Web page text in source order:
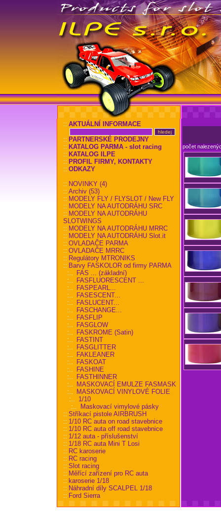
:: AKTUÁLNÍ INFORMACE
:: PARTNERSKÉ PRODEJNY
:: KATALOG PARMA - slot racing
:: KATALOG ILPE
:: PROFIL FIRMY, KONTAKTY
:: ODKAZY
:: NOVINKY (4)
:: Archiv (53)
:: MODELY FLY / FLYSLOT / New FLY
:: MODELY NA AUTODRÁHU SRC
:: MODELY NA AUTODRÁHU
SLOTWINGS
:: MODELY NA AUTODRÁHU MRRC
:: MODELY NA AUTODRÁHU Slot.it
:: OVLADAČE PARMA
:: OVLADAČE MRRC
:: Regulátory MTRONIKS
:: Barvy FASKOLOR od firmy PARMA
:..
FAS ... (základní)
:..
FASFLUORESCENT ...
:..
FASPEARL...
:..
FASESCENT...
:..
FASLUCENT...
:..
FASCHANGE...
:..
FASFLIP
:..
FASGLOW
:..
FASKROME (Satin)
:..
FASTINT
:..
FASGLITTER
:..
FAKLEANER
:..
FASKOAT
:..
FASHINE
:..
FASTHINNER
:..
MASKOVACÍ EMULZE FASMASK
:..
MASKOVACÍ VINYLOVÉ FOLIE
:.. 1/10
:..
Maskovací vimylové pásky
:: Stříkací pistole AIRBRUSH
:: 1/10 RC auta on road stavebnice
:: 1/10 RC auta off road stavebnice
:: 1/12 auta - příslušenství
:: 1/18 RC auta Mini T Losi
:: RC karoserie
:: RC racing
:: Slot racing
:: Měřící zařízení pro RC auta
:: karoserie 1/18
:: Náhradní díly SCALPEL 1/18
:: Ford Sierra
počet